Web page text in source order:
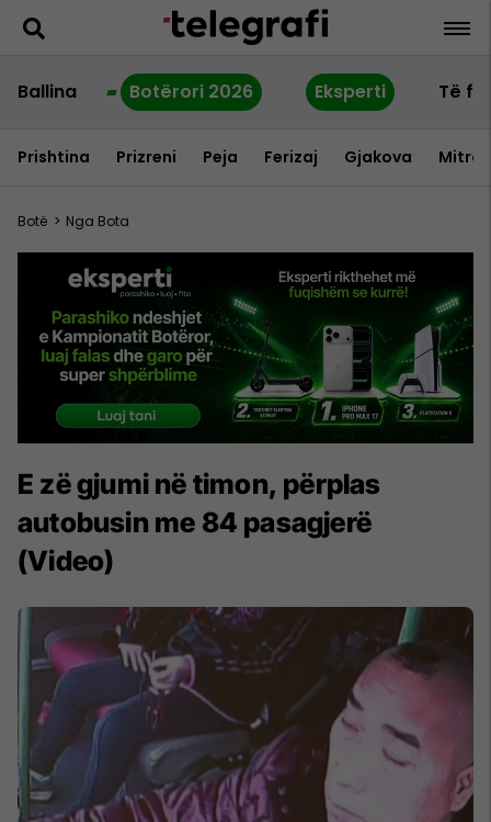
Ballina Botërori 2026 Eksperti Të
Prishtina Prizreni Peja Ferizaj Gjakova
Botë > Nga Bota
E zë gjumi në timon, përplas
autobusin me 84 pasagjerë
(Video)